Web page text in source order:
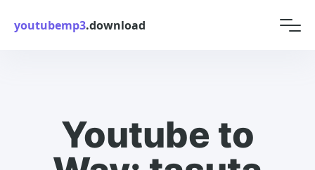
youtubemp3.download
Youtube to